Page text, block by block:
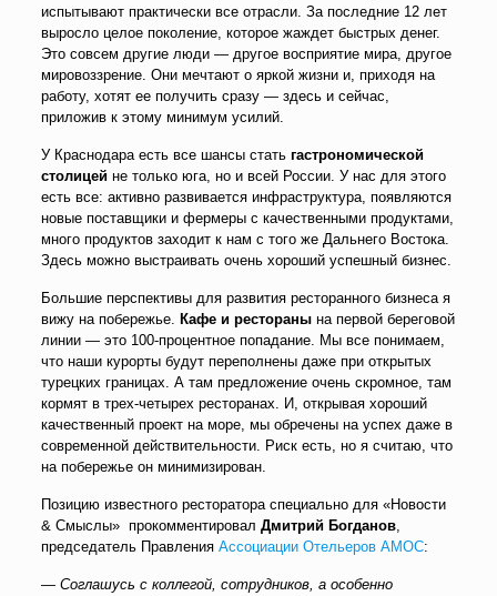
испытывают практически все отрасли. За последние 12 лет
выросло целое поколение, которое жаждет быстрых денег.
Это совсем другие люди — другое восприятие мира, другое
мировоззрение. Они мечтают о яркой жизни и, приходя на
работу, хотят ее получить сразу — здесь и сейчас,
приложив к этому минимум усилий.
У Краснодара есть все шансы стать гастрономической
столицейне только юга, но и всей России. У нас для этого
есть все: активно развивается инфраструктура, появляются
новые поставщики и фермеры с качественными продуктами,
много продуктов заходит к нам с того же Дальнего Востока.
Здесь можно выстраивать очень хороший успешный бизнес.
Большие перспективы для развития ресторанного бизнеса я
вижу на побережье. Кафе и рестораны на первой береговой
линии — это 100-процентное попадание. Мы все понимаем,
что наши курорты будут переполнены даже при открытых
турецких границах. А там предложение очень скромное, там
кормят в трех-четырех ресторанах. И, открывая хороший
качественный проект на море, мы обречены на успех даже в
современной действительности. Риск есть, но я считаю, что
на побережье он минимизирован.
Позицию известного ресторатора специально для «Новости
& Смыслы» прокомментировал Дмитрий Богданов,
председатель Правления Ассоциации Отельеров АМОС:
— Соглашусь с коллегой, сотрудников, а особенно